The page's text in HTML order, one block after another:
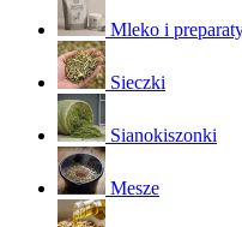
Mleko i
Sieczki
Sianokiszonki
Mesze